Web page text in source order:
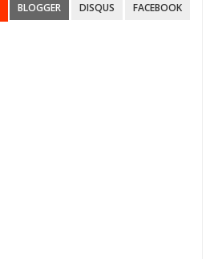
BLOGGER DISQUS FACEBOOK